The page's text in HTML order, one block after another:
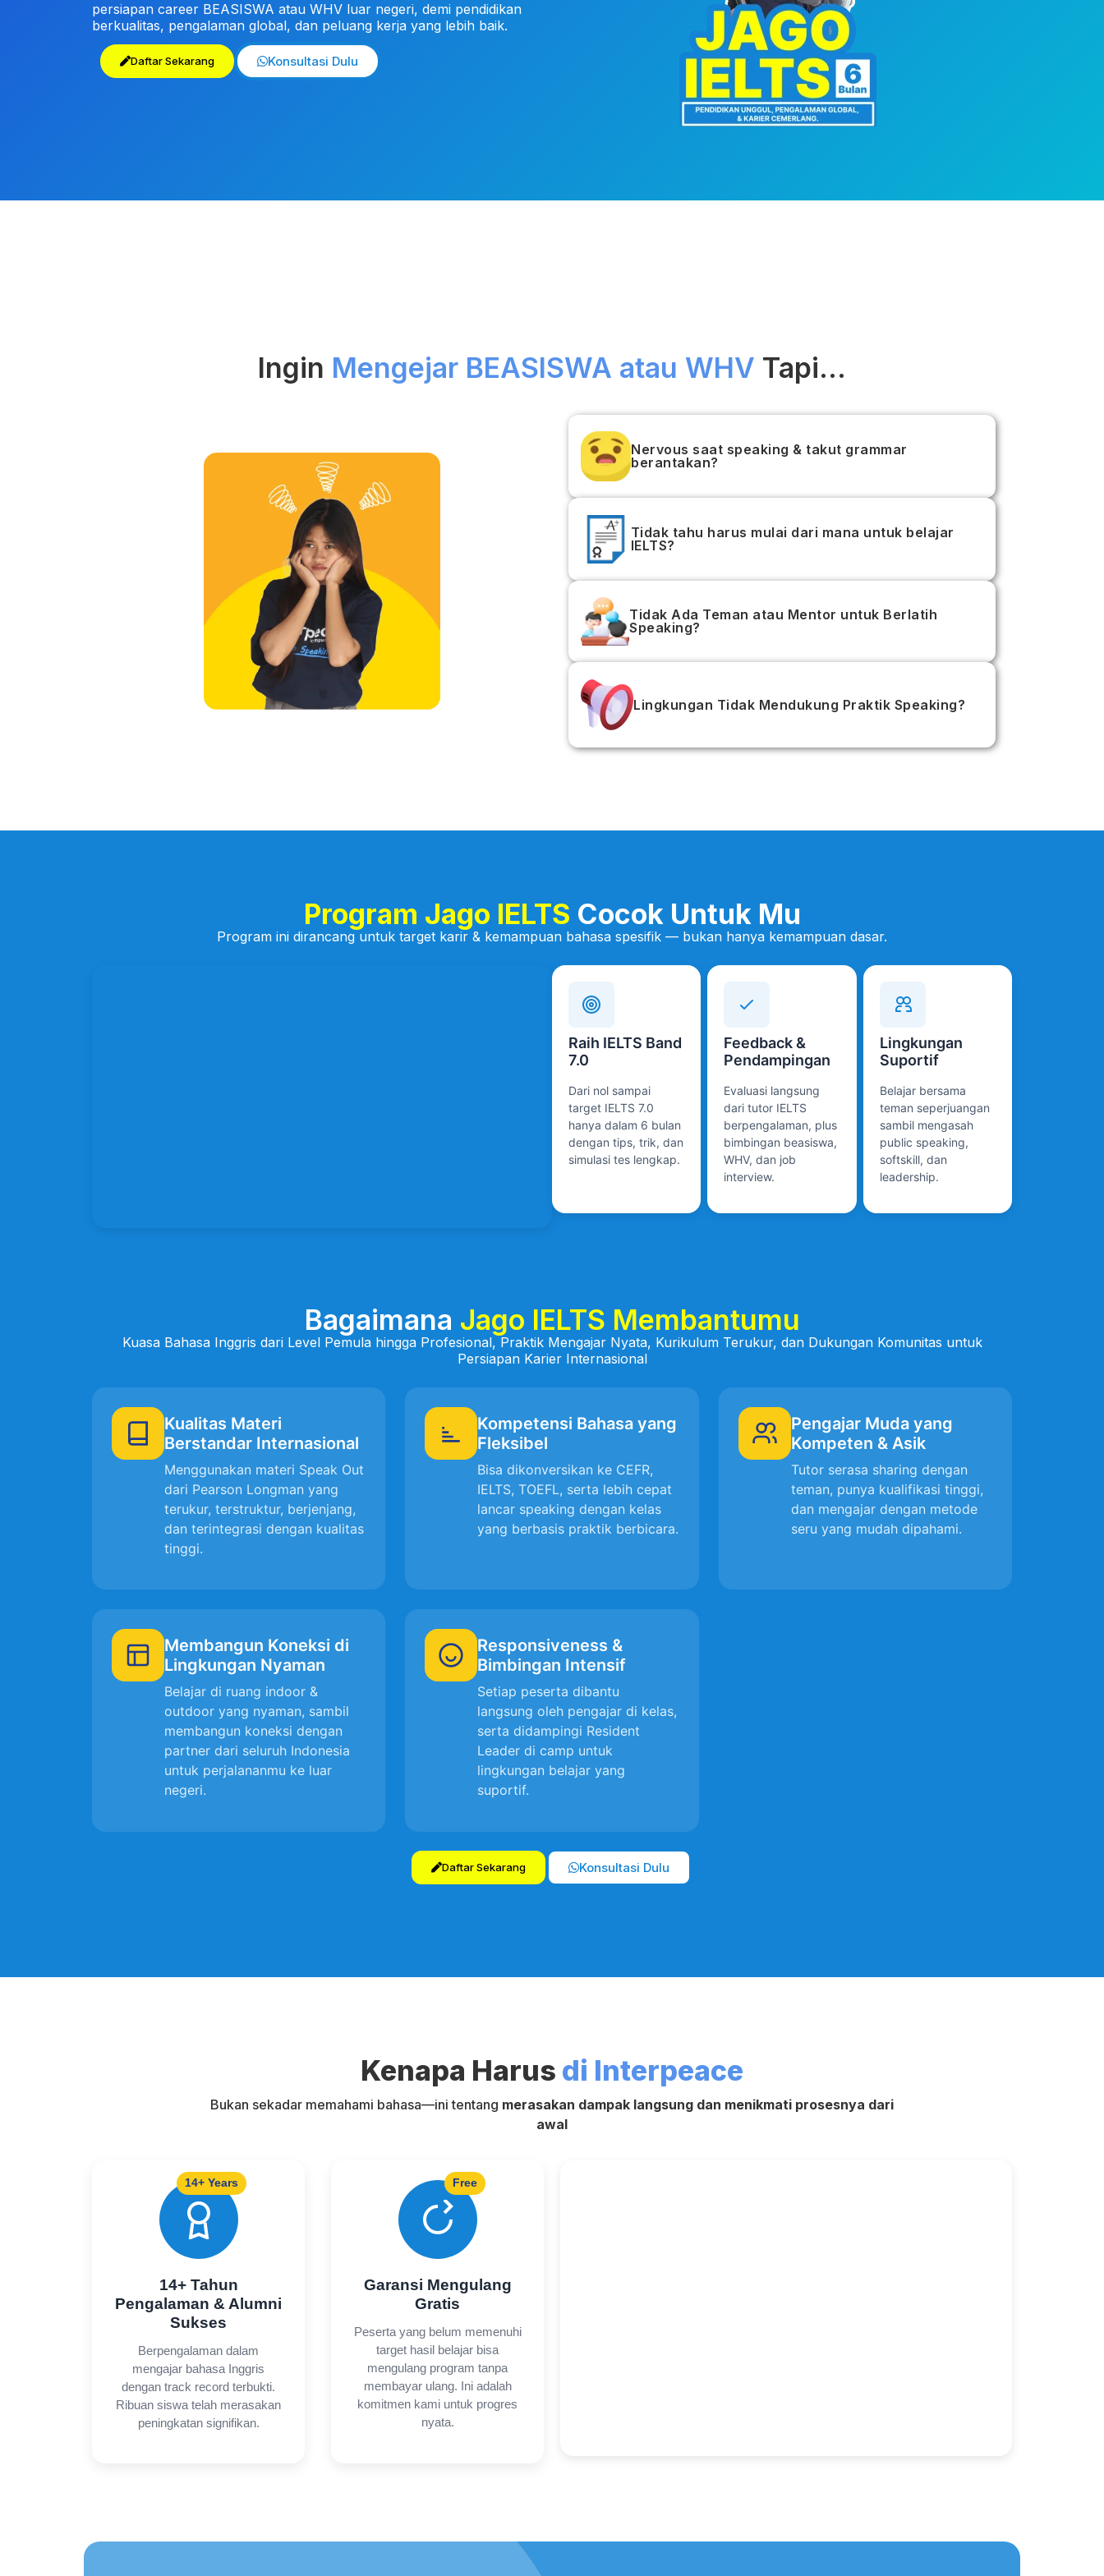
persiapan career BEASISWA atau WHV luar negeri, demi pendidikan
berkualitas, pengalaman global, dan peluang kerja yang lebih baik.
Daftar Sekarang Konsultasi Dulu
Ingin Mengejar BEASISWA atau WHV Tapi...
Nervous saat speaking & takut grammar
berantakan?
Tidak tahu harus mulai dari mana untuk belajar
IELTS?
Tidak Ada Teman atau Mentor untuk Berlatih
Speaking?
Lingkungan Tidak Mendukung Praktik Speaking?
Program Jago IELTS Cocok Untuk Mu
Program ini dirancang untuk target karir & kemampuan bahasa spesifik — bukan hanya kemampuan dasar.
Raih IELTS Band
7.0
Dari nol sampai
target IELTS 7.0
hanya dalam 6 bulan
dengan tips, trik, dan
simulasi tes lengkap.
Feedback &
Pendampingan
Evaluasi langsung
dari tutor IELTS
berpengalaman, plus
bimbingan beasiswa,
WHV, dan job
interview.
Lingkungan
Suportif
Belajar bersama
teman seperjuangan
sambil mengasah
public speaking,
softskill, dan
leadership.
Bagaimana Jago IELTS Membantumu
Kuasa Bahasa Inggris dari Level Pemula hingga Profesional, Praktik Mengajar Nyata, Kurikulum Terukur, dan Dukungan Komunitas untuk
Persiapan Karier Internasional
Kualitas Materi
Berstandar Internasional
Menggunakan materi Speak Out
dari Pearson Longman yang
terukur, terstruktur, berjenjang,
dan terintegrasi dengan kualitas
tinggi.
Kompetensi Bahasa yang
Fleksibel
Bisa dikonversikan ke CEFR,
IELTS, TOEFL, serta lebih cepat
lancar speaking dengan kelas
yang berbasis praktik berbicara.
Pengajar Muda yang
Kompeten & Asik
Tutor serasa sharing dengan
teman, punya kualifikasi tinggi,
dan mengajar dengan metode
seru yang mudah dipahami.
Membangun Koneksi di
Lingkungan Nyaman
Belajar di ruang indoor &
outdoor yang nyaman, sambil
membangun koneksi dengan
partner dari seluruh Indonesia
untuk perjalananmu ke luar
negeri.
Responsiveness &
Bimbingan Intensif
Setiap peserta dibantu
langsung oleh pengajar di kelas,
serta didampingi Resident
Leader di camp untuk
lingkungan belajar yang
suportif.
Daftar Sekarang Konsultasi Dulu
Kenapa Harus di Interpeace
Bukan sekadar memahami bahasa—ini tentang merasakan dampak langsung dan menikmati prosesnya dari
awal
14+ Years
14+ Tahun
Pengalaman & Alumni
Sukses
Berpengalaman dalam
mengajar bahasa Inggris
dengan track record terbukti.
Ribuan siswa telah merasakan
peningkatan signifikan.
Free
Garansi Mengulang
Gratis
Peserta yang belum memenuhi
target hasil belajar bisa
mengulang program tanpa
membayar ulang. Ini adalah
komitmen kami untuk progres
nyata.